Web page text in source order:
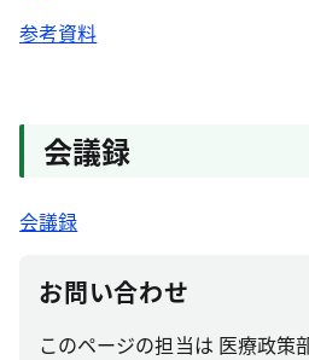
参考資料
会議録
会議録
お問い合わせ
このページの担当は 医療政策